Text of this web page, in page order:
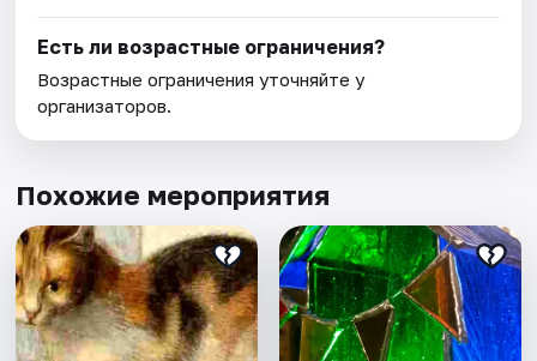
Есть ли возрастные ограничения?
Возрастные ограничения уточняйте у
организаторов.
Похожие мероприятия